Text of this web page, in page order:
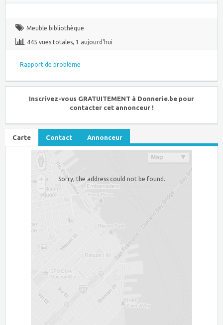
Meuble bibliothèque
445 vues totales, 1 aujourd'hui
Rapport de problème
Inscrivez-vous GRATUITEMENT à Donnerie.be pour
contacter cet annonceur !
Carte Contact Annonceur
Sorry, the address could not be found.